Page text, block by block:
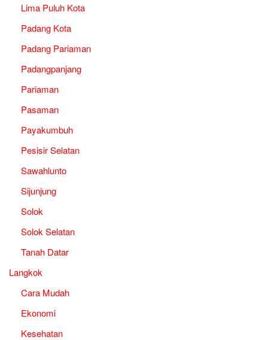
Lima Puluh Kota
Padang Kota
Padang Pariaman
Padangpanjang
Pariaman
Pasaman
Payakumbuh
Pesisir Selatan
Sawahlunto
Sijunjung
Solok
Solok Selatan
Tanah Datar
Langkok
Cara Mudah
Ekonomi
Kesehatan